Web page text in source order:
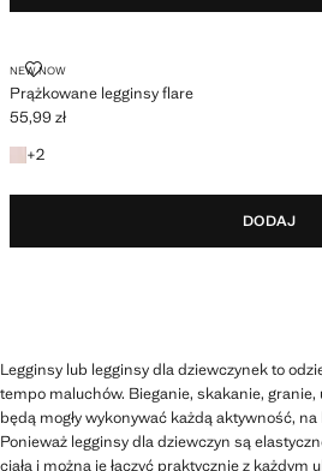
NEW NOW
Prążkowane legginsy flare
PRĄŻKOWANE LEGGINSY FLARE
Aktualna cena [55,99 zł ]
55,99 zł
+2
+2 kolory
DODAJ
Legginsy lub legginsy dla dziewczynek to
tempo maluchów. Bieganie, skakanie,
będą mogły wykonywać każdą aktywność,
Ponieważ legginsy dla dziewczyn są
ciała i można je łączyć praktycznie z